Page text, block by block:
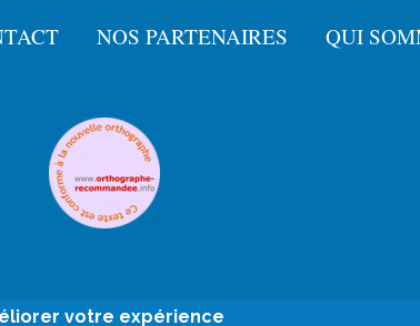
NOS PARTENAIRES QUI
votre expérience